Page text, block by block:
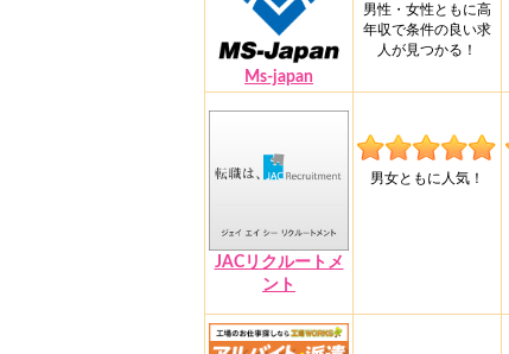
Ms-japan
男性・女性ともに高
年収で条件の良い求
人が見つかる！
JACリクルートメ
ント
男女ともに人気！